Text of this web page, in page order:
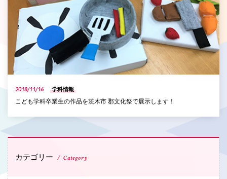
2018/11/16 学科情報
こども学科卒業生の作品を茨木市 郡文化祭で展示します！
カテゴリー Category